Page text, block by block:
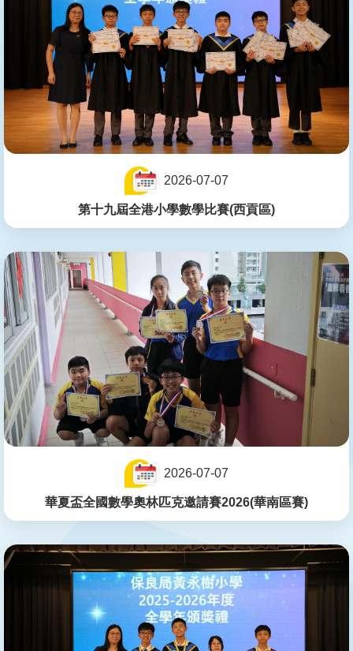
2026-07-07
第十九屆全港小學數學比賽(西貢區)
2026-07-07
華夏盃全國數學奧林匹克邀請賽2026(華南區賽)